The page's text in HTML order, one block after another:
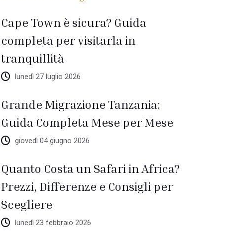
Cape Town è sicura? Guida
completa per visitarla in
tranquillità
lunedì 27 luglio 2026
Grande Migrazione Tanzania:
Guida Completa Mese per Mese
giovedì 04 giugno 2026
Quanto Costa un Safari in Africa?
Prezzi, Differenze e Consigli per
Scegliere
lunedì 23 febbraio 2026